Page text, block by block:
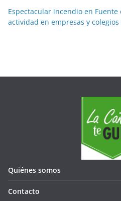
Espectacular incendio en Fuente
actividad en empresas y colegios
Quiénes somos
Contacto